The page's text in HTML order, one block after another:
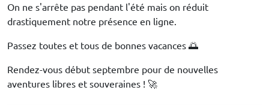
On ne s'arrête pas pendant l'été mais on réduit
drastiquement notre présence en ligne.
Passez toutes et tous de bonnes vacances 🌅
Rendez-vous début septembre pour de nouvelles
aventures libres et souveraines ! 🚀